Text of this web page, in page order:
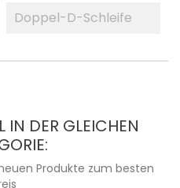
Doppel-D-Schleife
IN DER GLEICHEN
Produkte zum besten